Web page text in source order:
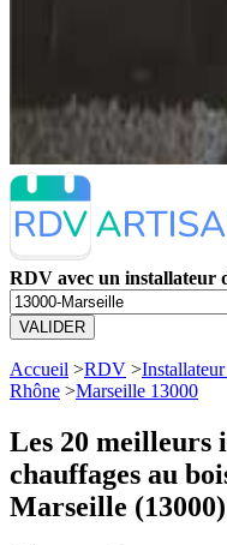
RDV avec un installateur
VALIDER
Accueil >RDV >
Rhône >Marseille 13000
Les 20 meilleurs
chauffages au
Marseille (13000)